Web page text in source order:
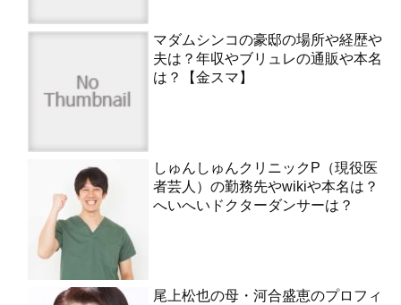
マダムシンコの豪邸の場所や経歴や
夫は？年収やブリュレの通販や本名
は？【金スマ】
しゅんしゅんクリニックP（現役医
者芸人）の勤務先やwikiや本名は？
へいへいドクターダンサーは？
尾上松也の母・河合盛恵のプロフィ